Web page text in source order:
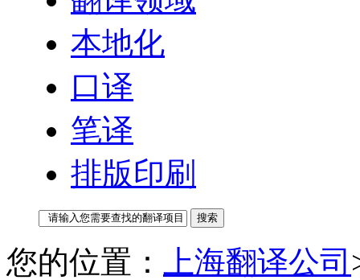
本地化
口译
笔译
排版印刷
您的位置： 上海翻译公司